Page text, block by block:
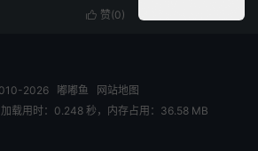
 赞(0)
2026 嘟嘟鱼
网站地图
载用时：0.248 秒，内存占用：36.58 MB